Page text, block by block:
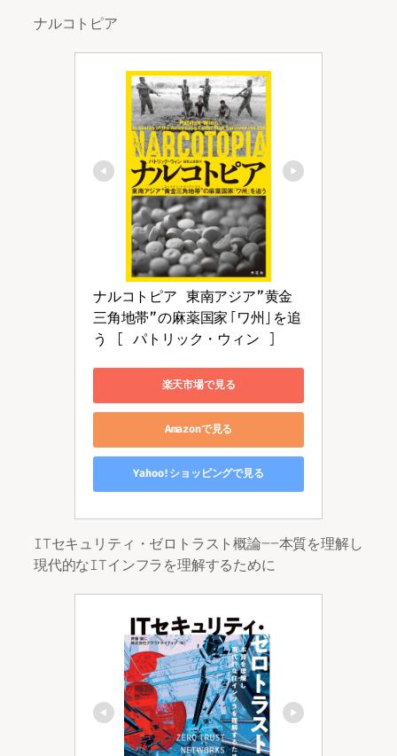
ナルコトピア
ナルコトピア 東南アジア”黄金
三角地帯”の麻薬国家「ワ州」を追
う [ パトリック・ウィン ]
楽天市場で見る
Amazonで見る
Yahoo!ショッピングで見る
ITセキュリティ・ゼロトラスト概論――本質を理解し
現代的なITインフラを理解するために